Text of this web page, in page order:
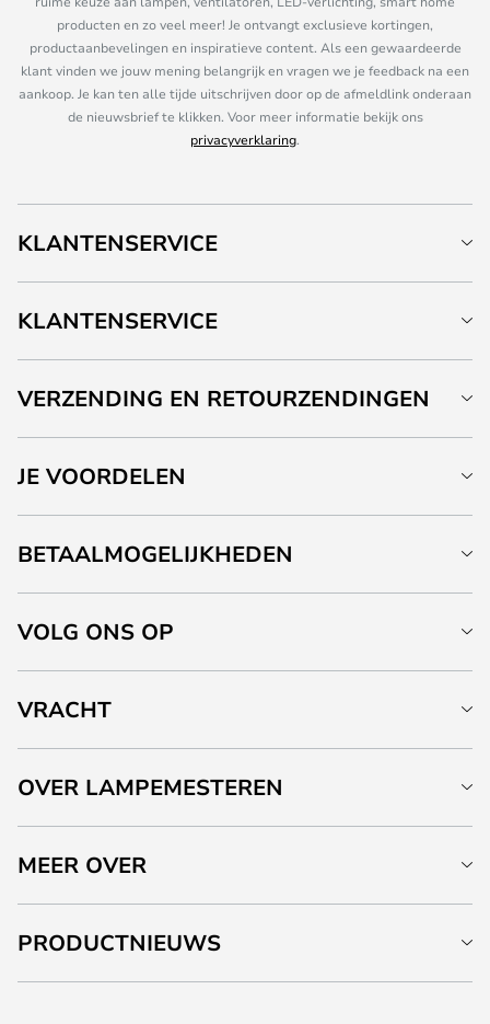
producten en zo veel meer! Je ontvangt exclusieve kortingen,
productaanbevelingen en inspiratieve content. Als een gewaardeerde
klant vinden we jouw mening belangrijk en vragen we je feedback na een
aankoop. Je kan ten alle tijde uitschrijven door op de afmeldlink onderaan
de nieuwsbrief te klikken. Voor meer informatie bekijk ons
privacyverklaring.
KLANTENSERVICE
KLANTENSERVICE
VERZENDING EN RETOURZENDINGEN
JE VOORDELEN
BETAALMOGELIJKHEDEN
VOLG ONS OP
VRACHT
OVER LAMPEMESTEREN
MEER OVER
PRODUCTNIEUWS